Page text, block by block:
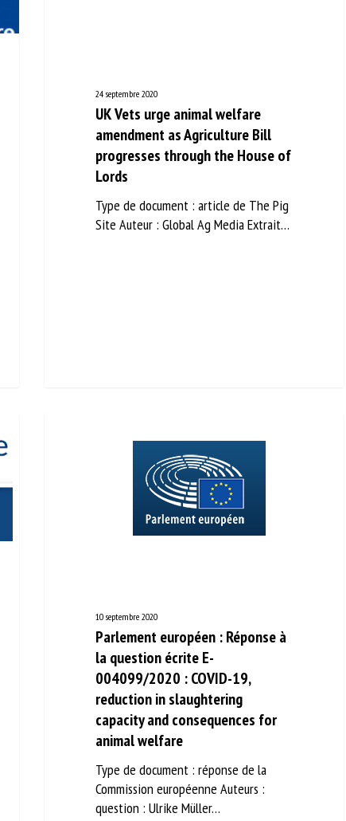
24 septembre 2020
UK Vets urge animal welfare
amendment as Agriculture Bill
progresses through the House
of Lords
Type de document : article de The Pig
Site Auteur : Global Ag Media Extrait…
10 septembre 2020
Parlement européen : Réponse à
la question écrite E-
004099/2020 : COVID-19,
reduction in slaughtering
capacity and consequences for
animal welfare
Type de document : réponse de la
Commission européenne Auteurs :
question : Ulrike Müller…
En soumettant ce formulaire, j'accepte que les informations saisies soient
utilisées dans le cadre de la relation avec le CNR BEA. *